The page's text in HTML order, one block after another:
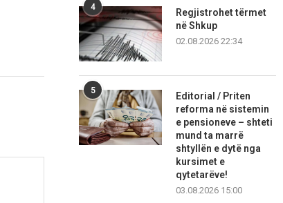
4
Regjistrohet tërmet
në Shkup
02.08.2026 22:34
5
Editorial / Priten
reforma në sistemin
e pensioneve – shteti
mund ta marrë
shtyllën e dytë nga
kursimet e
qytetarëve!
03.08.2026 15:00